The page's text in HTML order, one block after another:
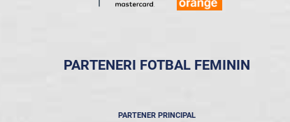
PARTENERI FOTBAL FEMININ
PARTENER PRINCIPAL